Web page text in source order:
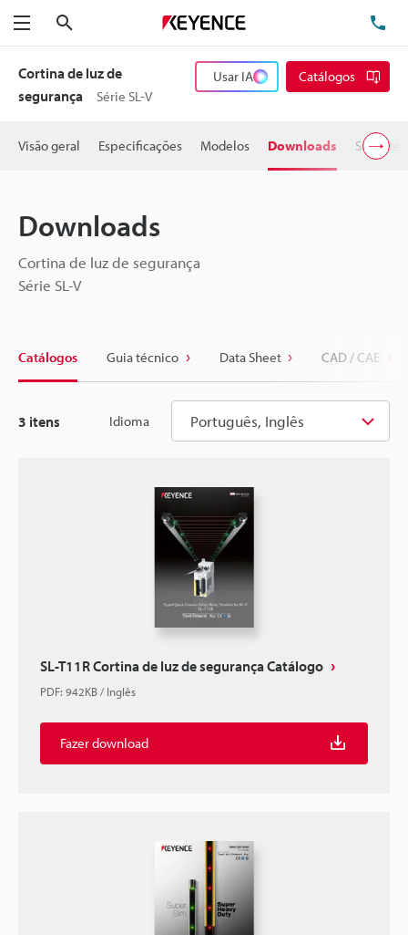
Menu
Cortina de luz de
segurança
Série SL-V
Usar IA Catálogos
Visão geral Especificações Modelos Downloads Suporte
Downloads
Cortina de luz de segurança
Série SL-V
Catálogos Guia técnico Data Sheet CAD / CAE
Idioma Português, Inglês
3 itens
SL-T11R Cortina de luz de segurança Catálogo
PDF: 942KB/Inglês
Fazer download